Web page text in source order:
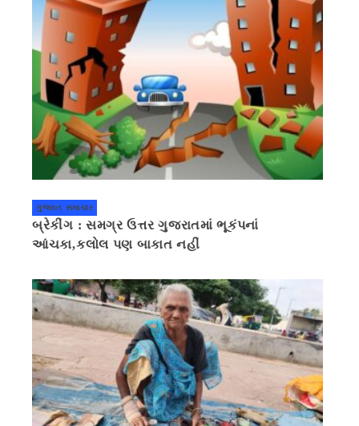
ગુજરાત સમાચાર
બ્રેકીંગ : સમગ્ર ઉત્તર ગુજરાતમાં ભૂકંપનાં
આંચકા,કલોલ પણ બાકાત નહીં